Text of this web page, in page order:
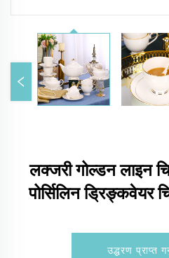
लक्जरी गोल्डन लाइन
पोर्सिलिन ड्रिङ्कवेयर
उद्धरण प्राप्त